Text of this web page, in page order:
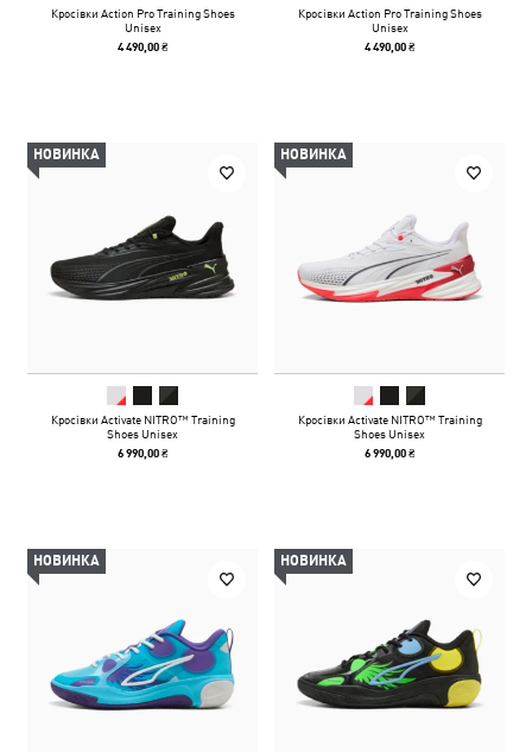
Кросівки Action Pro Training Shoes
Unisex
4 490,00 ₴
Кросівки Action Pro Training Shoes
Unisex
4 490,00 ₴
НОВИНКА
Кросівки Activate NITRO™ Training
Shoes Unisex
6 990,00 ₴
НОВИНКА
Кросівки Activate NITRO™ Training
Shoes Unisex
6 990,00 ₴
НОВИНКА НОВИНКА